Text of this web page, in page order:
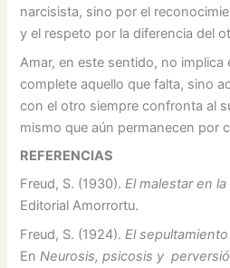
narcisista, sino por el
y el respeto por la diferencia del
Amar, en este sentido, no implica
complete aquello que falta, sino
con el otro siempre confronta al
mismo que aún permanecen por
REFERENCIAS
Freud, S. (1930).El malestar en la
Editorial Amorrortu.
Freud, S. (1924). El
En Neurosis, psicosis y